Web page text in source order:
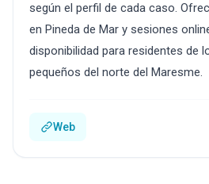
según el perfil de cada caso.
en Pineda de Mar y sesiones
disponibilidad para residentes de
pequeños del norte del Maresme.
Web